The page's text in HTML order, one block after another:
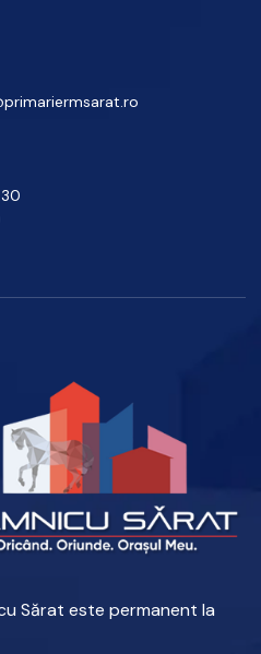
Sărat este permanent la